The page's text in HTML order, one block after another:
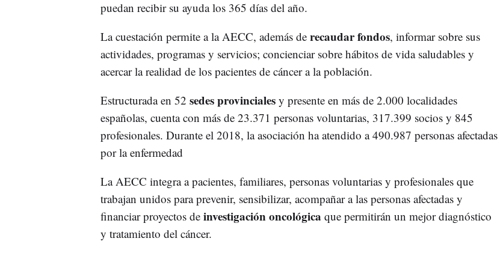
puedan recibir su ayuda los 365 días del año.
La cuestación permite a la AECC, además de recaudar fondos, informar sobre sus
actividades, programas y servicios; concienciar sobre hábitos de vida saludables y
acercar la realidad de los pacientes de cáncer a la población.
Estructurada en 52 sedes provincialesy presente en más de 2.000 localidades
españolas, cuenta con más de 23.371 personas voluntarias, 317.399 socios y 845
profesionales. Durante el 2018, la asociación ha atendido a 490.987 personas afectadas
por la enfermedad
La AECC integra a pacientes, familiares, personas voluntarias y profesionales que
trabajan unidos para prevenir, sensibilizar, acompañar a las personas afectadas y
financiar proyectos de investigación oncológica que permitirán un mejor diagnóstico
y tratamiento del cáncer.